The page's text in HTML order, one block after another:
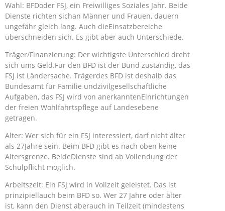
Wahl: BFDoder FSJ, ein Freiwilliges Soziales Jahr. Beide
Dienste richten sichan Männer und Frauen, dauern
ungefähr gleich lang. Auch dieEinsatzbereiche
überschneiden sich. Es gibt aber auch Unterschiede.
Träger/Finanzierung: Der wichtigste Unterschied dreht
sich ums Geld.Für den BFD ist der Bund zuständig, das
FSJ ist Ländersache. Trägerdes BFD ist deshalb das
Bundesamt für Familie undzivilgesellschaftliche
Aufgaben, das FSJ wird von anerkanntenEinrichtungen
der freien Wohlfahrtspflege auf Landesebene
getragen.
Alter: Wer sich für ein FSJ interessiert, darf nicht älter
als 27Jahre sein. Beim BFD gibt es nach oben keine
Altersgrenze. BeideDienste sind ab Vollendung der
Schulpflicht möglich.
Arbeitszeit: Ein FSJ wird in Vollzeit geleistet. Das ist
prinzipiellauch beim BFD so. Wer 27 Jahre oder älter
ist, kann den Dienst aberauch in Teilzeit (mindestens